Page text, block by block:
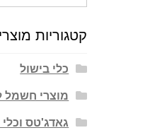
קטגוריות
כלי בישול
מוצרי
גאדג'טס